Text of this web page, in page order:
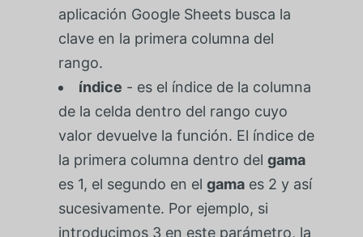
aplicación Google Sheets busca la
clave en la primera columna del
rango.
índice - es el índice de la columna
de la celda dentro del rango cuyo
valor devuelve la función. El índice de
la primera columna dentro del gama
es 1, el segundo en el gamaes 2 y así
sucesivamente. Por ejemplo, si
introducimos 3 en este parámetro, la